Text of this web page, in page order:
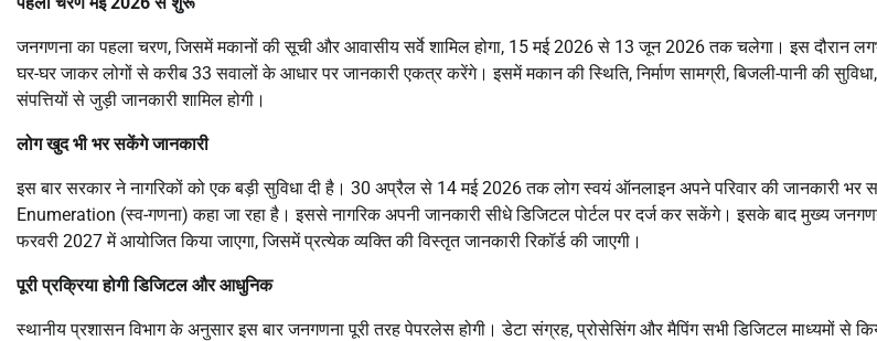
जनगणना का पहला चरण, जिसमें मकानों की सूची और आवासीय सर्वे शामिल होगा, 15 मई 2026 से 13 जून 2026 तक चलेगा। इस दौरान
घर-घर जाकर लोगों से करीब 33 सवालों के आधार पर जानकारी एकत्र करेंगे। इसमें मकान की स्थिति, निर्माण सामग्री, बिजली-पानी की
संपत्तियों से जुड़ी जानकारी शामिल होगी।
लोग खुद भी भर सकेंगे जानकारी
इस बार सरकार ने नागरिकों को एक बड़ी सुविधा दी है। 30 अप्रैल से 14 मई 2026 तक लोग स्वयं ऑनलाइन अपने परिवार की जानकारी
Enumeration (स्व-गणना) कहा जा रहा है। इससे नागरिक अपनी जानकारी सीधे डिजिटल पोर्टल पर दर्ज कर सकेंगे। इसके बाद मुख्य
फरवरी 2027 में आयोजित किया जाएगा, जिसमें प्रत्येक व्यक्ति की विस्तृत जानकारी रिकॉर्ड की जाएगी।
पूरी प्रक्रिया होगी डिजिटल और आधुनिक
स्थानीय प्रशासन विभाग के अनुसार इस बार जनगणना पूरी तरह पेपरलेस होगी। डेटा संग्रह, प्रोसेसिंग और मैपिंग सभी डिजिटल माध्यमों से